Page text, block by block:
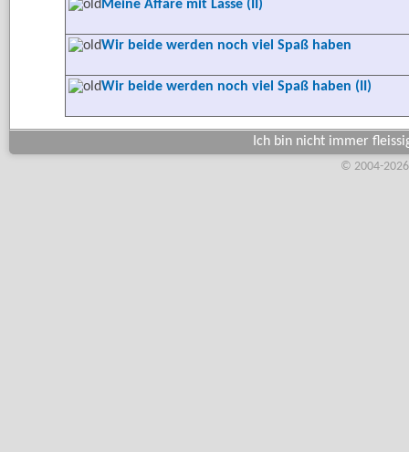
Meine Affäre mit Lasse (II)
Wir beide werden noch viel Spaß haben
Wir beide werden noch viel Spaß haben (II)
Ich bin nicht immer
© 2004-